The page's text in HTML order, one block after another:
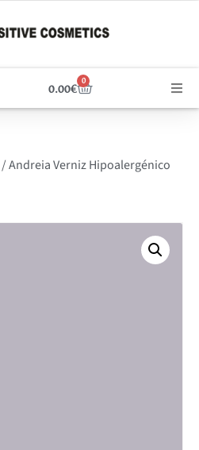
0.00€
0
/ Andreia Verniz Hipoalergénico